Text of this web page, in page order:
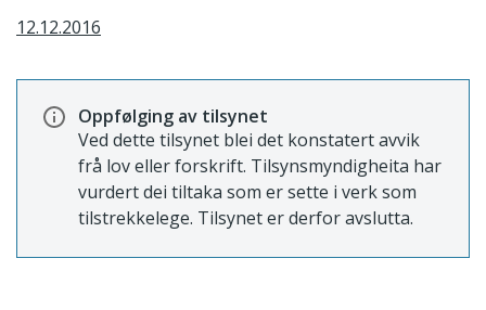
12.12.2016
Oppfølging av tilsynet
Ved dette tilsynet blei det konstatert avvik
frå lov eller forskrift. Tilsynsmyndigheita har
vurdert dei tiltaka som er sette i verk som
tilstrekkelege. Tilsynet er derfor avslutta.